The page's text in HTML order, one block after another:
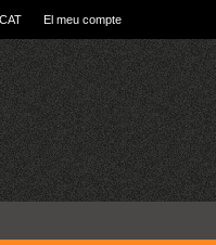
CAT El meu compte